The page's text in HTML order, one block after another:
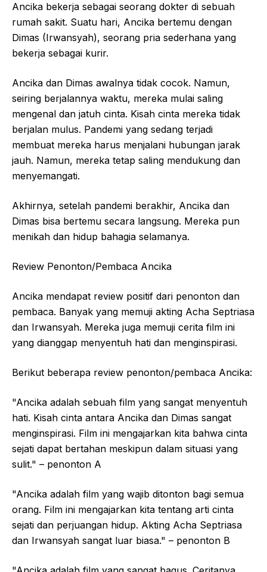
Ancika bekerja sebagai seorang dokter di sebuah
rumah sakit. Suatu hari, Ancika bertemu dengan
Dimas (Irwansyah), seorang pria sederhana yang
bekerja sebagai kurir.
Ancika dan Dimas awalnya tidak cocok. Namun,
seiring berjalannya waktu, mereka mulai saling
mengenal dan jatuh cinta. Kisah cinta mereka tidak
berjalan mulus. Pandemi yang sedang terjadi
membuat mereka harus menjalani hubungan jarak
jauh. Namun, mereka tetap saling mendukung dan
menyemangati.
Akhirnya, setelah pandemi berakhir, Ancika dan
Dimas bisa bertemu secara langsung. Mereka pun
menikah dan hidup bahagia selamanya.
Review Penonton/Pembaca Ancika
Ancika mendapat review positif dari penonton dan
pembaca. Banyak yang memuji akting Acha Septriasa
dan Irwansyah. Mereka juga memuji cerita film ini
yang dianggap menyentuh hati dan menginspirasi.
Berikut beberapa review penonton/pembaca Ancika:
"Ancika adalah sebuah film yang sangat menyentuh
hati. Kisah cinta antara Ancika dan Dimas sangat
menginspirasi. Film ini mengajarkan kita bahwa cinta
sejati dapat bertahan meskipun dalam situasi yang
sulit." – penonton A
"Ancika adalah film yang wajib ditonton bagi semua
orang. Film ini mengajarkan kita tentang arti cinta
sejati dan perjuangan hidup. Akting Acha Septriasa
dan Irwansyah sangat luar biasa." – penonton B